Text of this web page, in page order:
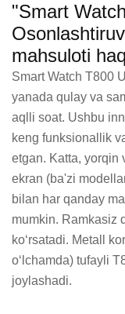
"Smart
mahsuloti
Smart Watch T800
yanada qulay va
aqlli soat. Ushbu
keng funksionallik
etgan. Katta, yorqin
ekran (ba'zi
bilan har qanday
mumkin. Ramkasiz
ko‘rsatadi. Metall
o‘lchamda) tufayli
joylashadi.